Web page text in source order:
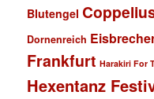
Blutengel
Dornenreich
Frankfurt Harakiri For
Hexentanz